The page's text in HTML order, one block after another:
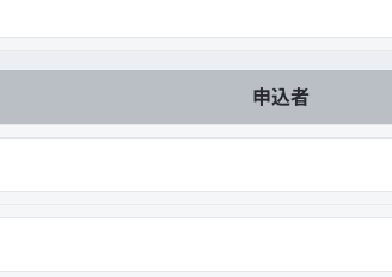
申込者